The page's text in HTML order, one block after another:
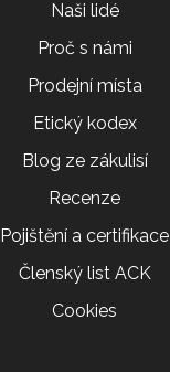
Naši lidé
Proč s námi
Prodejní místa
Etický kodex
Blog ze zákulisí
Recenze
Pojištění a certifikace
Členský list ACK
Cookies